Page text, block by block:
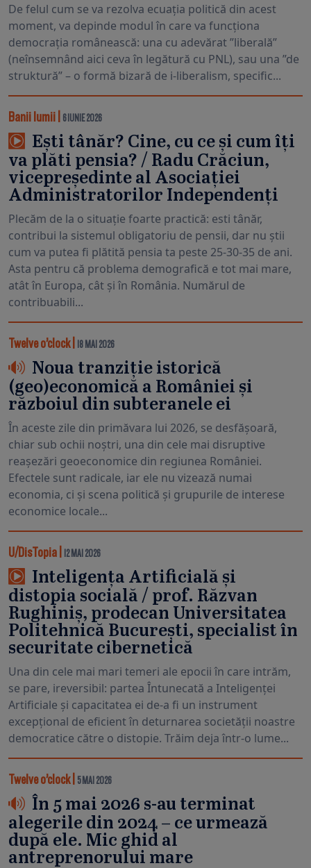
De felul cum se va rezolva ecuația politică din acest
moment, va depinde modul în care va funcționa
democrația românească: una cu adevărat ”liberală”
(neînsemnând aici ceva în legătură cu PNL), sau una ”de
struktură” – o formă bizară de i-liberalism, specific...
Banii lumii 6 IUNIE 2026
Ești tânăr? Cine, cu ce și cum îți
va plăti pensia? / Radu Crăciun,
vicepreședinte al Asociației
Administratorilor Independenți
Plecăm de la o situație foarte practică: esti tânăr,
contribui la sistemul obligatoriu de pensii, dar nu știi
cum va putea fi plătită pensia ta peste 25-30-35 de ani.
Asta pentru că problema demografică e tot mai mare,
atât în Europa, cât și în România. Numărul de
contribuabili...
Twelve o’clock| 18 MAI 2026
Noua tranziție istorică
(geo)economică a României și
războiul din subteranele ei
În aceste zile din primăvara lui 2026, se desfășoară,
chiar sub ochii noștri, una din cele mai disruptive
reașezări geoeconomice din regiunea României.
Efectele sunt radicale, iar ele nu vizează numai
economia, ci și scena politică și grupurile de interese
economice locale...
U/DisTopia 12 MAI 2026
Inteligența Artificială și
distopia socială / prof. Răzvan
Rughiniș, prodecan Universitatea
Politehnică București, specialist în
securitate cibernetică
Una din cele mai mari temeri ale epocii în care intrăm,
se pare, ireversibil: partea Întunecată a Inteligenței
Artificiale și capacitatea ei de-a fi un instrument
excepțional de eficient în deturnarea societății noastre
democratice către o distopie. Trăim deja într-o lume...
Twelve o’clock| 5 MAI 2026
În 5 mai 2026 s-au terminat
alegerile din 2024 – ce urmează
după ele. Mic ghid al
antreprenorului mare